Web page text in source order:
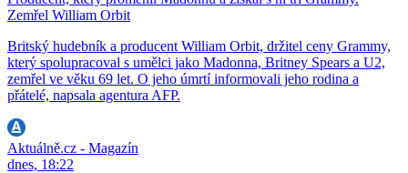
Zemřel William Orbit
Britský hudebník a producent William Orbit, držitel ceny Grammy,
který spolupracoval s umělci jako Madonna, Britney Spears a U2,
zemřel ve věku 69 let. O jeho úmrtí informovali jeho rodina a
přátelé, napsala agentura AFP.
Aktuálně.cz - Magazín
dnes, 18:22